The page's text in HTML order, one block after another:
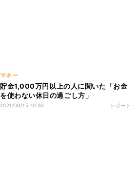
マネー
貯金1,000万円以上の人に聞いた「お金
を使わない休日の過ごし方」
2021/09/15 10:30 レポート